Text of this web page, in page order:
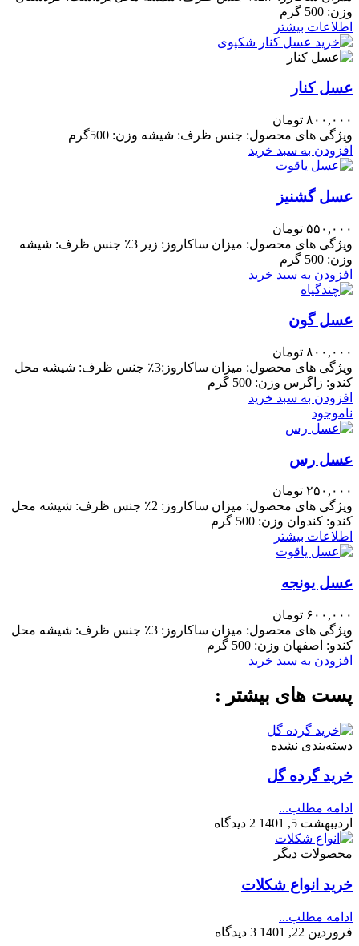
وزن: 500 گرم
اطلاعات بیشتر
عسل کنار
۸۰۰,۰۰۰ تومان
ویژگی های محصول: جنس ظرف: شیشه وزن: 500گرم
افزودن به سبد خرید
عسل گشنیز
۵۵۰,۰۰۰ تومان
ویژگی های محصول: میزان ساکاروز: زیر 3٪ جنس ظرف: شیشه
وزن: 500 گرم
افزودن به سبد خرید
عسل گون
۸۰۰,۰۰۰ تومان
ویژگی های محصول: میزان ساکاروز:3٪ جنس ظرف: شیشه محل
کندو: زاگرس وزن: 500 گرم
افزودن به سبد خرید
ناموجود
عسل رس
۲۵۰,۰۰۰ تومان
ویژگی های محصول: میزان ساکاروز: 2٪ جنس ظرف: شیشه محل
کندو: کندوان وزن: 500 گرم
اطلاعات بیشتر
عسل یونجه
۶۰۰,۰۰۰ تومان
ویژگی های محصول: میزان ساکاروز: 3٪ جنس ظرف: شیشه محل
کندو: اصفهان وزن: 500 گرم
افزودن به سبد خرید
پست های بیشتر :
دسته‌بندی نشده
خرید گرده گل
ادامه مطلب...
اردیبهشت 5, 1401
2 دیدگاه
محصولات دیگر
خرید انواع شکلات
ادامه مطلب...
فروردین 22, 1401
3 دیدگاه